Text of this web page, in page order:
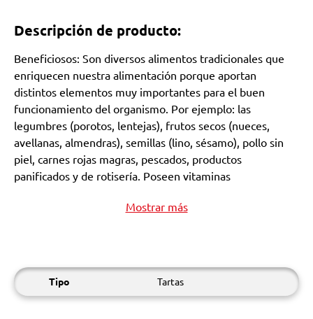
Descripción de producto:
Beneficiosos: Son diversos alimentos tradicionales que
enriquecen nuestra alimentación porque aportan
distintos elementos muy importantes para el buen
funcionamiento del organismo. Por ejemplo: las
legumbres (porotos, lentejas), frutos secos (nueces,
avellanas, almendras), semillas (lino, sésamo), pollo sin
piel, carnes rojas magras, pescados, productos
panificados y de rotisería. Poseen vitaminas
Mostrar más
Tipo Tartas